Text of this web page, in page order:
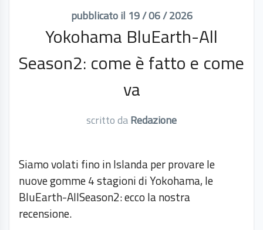
pubblicato il 19 / 06 / 2026
Yokohama BluEarth-All
Season2: come è fatto e come
va
scritto daRedazione
Siamo volati fino in Islanda per provare le
nuove gomme 4 stagioni di Yokohama, le
BluEarth-AllSeason2: ecco la nostra
recensione.